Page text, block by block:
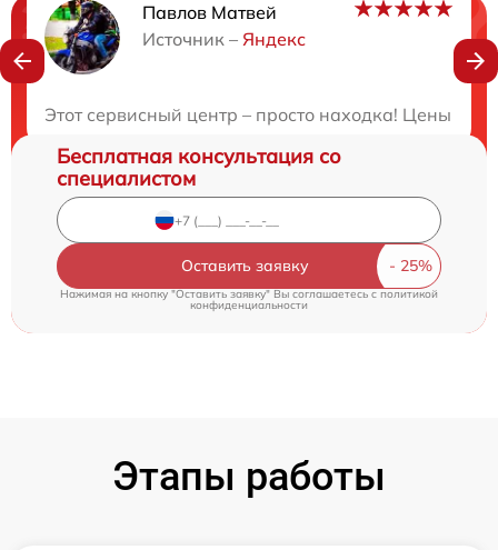
Павлов Матвей
Источник – Яндекс
Этот сервисный центр – просто находка! Цены
Нужна консультация?
Бесплатная консультация со
специалистом
Оставить заявку
Нажимая на кнопку "Оставить заявку" Вы соглашаетесь c политикой
конфиденциальности
Этапы работы